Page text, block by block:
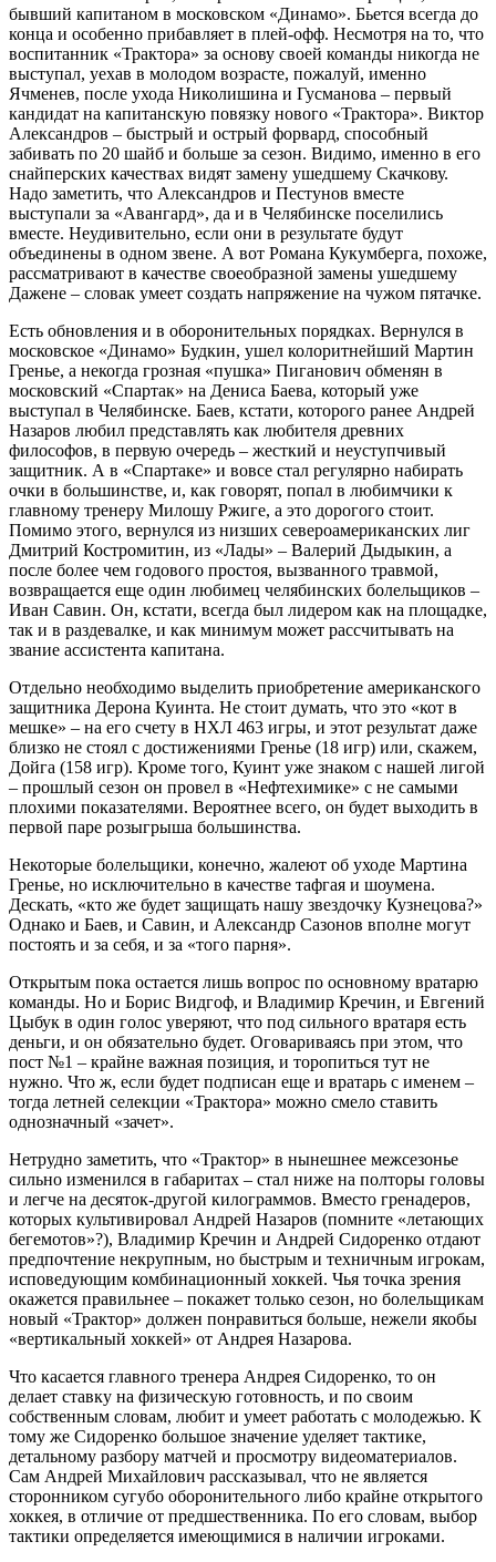
бывший капитаном в московском «Динамо». Бьется всегда до
конца и особенно прибавляет в плей-офф. Несмотря на то, что
воспитанник «Трактора» за основу своей команды никогда не
выступал, уехав в молодом возрасте, пожалуй, именно
Ячменев, после ухода Николишина и Гусманова – первый
кандидат на капитанскую повязку нового «Трактора». Виктор
Александров – быстрый и острый форвард, способный
забивать по 20 шайб и больше за сезон. Видимо, именно в его
снайперских качествах видят замену ушедшему Скачкову.
Надо заметить, что Александров и Пестунов вместе
выступали за «Авангард», да и в Челябинске поселились
вместе. Неудивительно, если они в результате будут
объединены в одном звене. А вот Романа Кукумберга, похоже,
рассматривают в качестве своеобразной замены ушедшему
Дажене – словак умеет создать напряжение на чужом пятачке.
Есть обновления и в оборонительных порядках. Вернулся в
московское «Динамо» Будкин, ушел колоритнейший Мартин
Гренье, а некогда грозная «пушка» Пиганович обменян в
московский «Спартак» на Дениса Баева, который уже
выступал в Челябинске. Баев, кстати, которого ранее Андрей
Назаров любил представлять как любителя древних
философов, в первую очередь – жесткий и неуступчивый
защитник. А в «Спартаке» и вовсе стал регулярно набирать
очки в большинстве, и, как говорят, попал в любимчики к
главному тренеру Милошу Ржиге, а это дорогого стоит.
Помимо этого, вернулся из низших североамериканских лиг
Дмитрий Костромитин, из «Лады» – Валерий Дыдыкин, а
после более чем годового простоя, вызванного травмой,
возвращается еще один любимец челябинских болельщиков –
Иван Савин. Он, кстати, всегда был лидером как на площадке,
так и в раздевалке, и как минимум может рассчитывать на
звание ассистента капитана.
Отдельно необходимо выделить приобретение американского
защитника Дерона Куинта. Не стоит думать, что это «кот в
мешке» – на его счету в НХЛ 463 игры, и этот результат даже
близко не стоял с достижениями Гренье (18 игр) или, скажем,
Дойга (158 игр). Кроме того, Куинт уже знаком с нашей лигой
– прошлый сезон он провел в «Нефтехимике» с не самыми
плохими показателями. Вероятнее всего, он будет выходить в
первой паре розыгрыша большинства.
Некоторые болельщики, конечно, жалеют об уходе Мартина
Гренье, но исключительно в качестве тафгая и шоумена.
Дескать, «кто же будет защищать нашу звездочку Кузнецова?»
Однако и Баев, и Савин, и Александр Сазонов вполне могут
постоять и за себя, и за «того парня».
Открытым пока остается лишь вопрос по основному вратарю
команды. Но и Борис Видгоф, и Владимир Кречин, и Евгений
Цыбук в один голос уверяют, что под сильного вратаря есть
деньги, и он обязательно будет. Оговариваясь при этом, что
пост №1 – крайне важная позиция, и торопиться тут не
нужно. Что ж, если будет подписан еще и вратарь с именем –
тогда летней селекции «Трактора» можно смело ставить
однозначный «зачет».
Нетрудно заметить, что «Трактор» в нынешнее межсезонье
сильно изменился в габаритах – стал ниже на полторы головы
и легче на десяток-другой килограммов. Вместо гренадеров,
которых культивировал Андрей Назаров (помните «летающих
бегемотов»?), Владимир Кречин и Андрей Сидоренко отдают
предпочтение некрупным, но быстрым и техничным игрокам,
исповедующим комбинационный хоккей. Чья точка зрения
окажется правильнее – покажет только сезон, но болельщикам
новый «Трактор» должен понравиться больше, нежели якобы
«вертикальный хоккей» от Андрея Назарова.
Что касается главного тренера Андрея Сидоренко, то он
делает ставку на физическую готовность, и по своим
собственным словам, любит и умеет работать с молодежью. К
тому же Сидоренко большое значение уделяет тактике,
детальному разбору матчей и просмотру видеоматериалов.
Сам Андрей Михайлович рассказывал, что не является
сторонником сугубо оборонительного либо крайне открытого
хоккея, в отличие от предшественника. По его словам, выбор
тактики определяется имеющимися в наличии игроками.